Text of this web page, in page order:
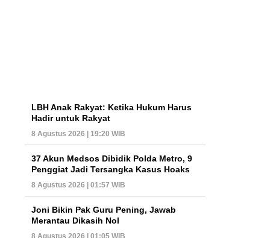
LBH Anak Rakyat: Ketika Hukum Harus
Hadir untuk Rakyat
8 Agustus 2026 | 19:20 WIB
37 Akun Medsos Dibidik Polda Metro, 9
Penggiat Jadi Tersangka Kasus Hoaks
8 Agustus 2026 | 01:57 WIB
Joni Bikin Pak Guru Pening, Jawab
Merantau Dikasih Nol
8 Agustus 2026 | 01:05 WIB